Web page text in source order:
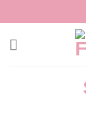
al
contenido